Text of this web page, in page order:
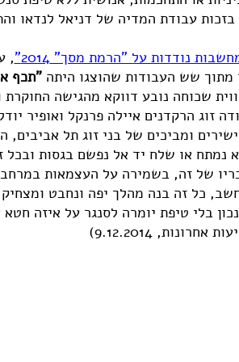
בזכות עבודת המדיה של דניאל לנדאו
נודדות על "הרמת מסך" 2014"
,
שש העבודות שהוצגו היתה"תכף
שכוחה נובע דווקא מהגישה החוקרת
זוג הרקדנים איילה פרנקל ואופיר
ומביכים של בני זוג תל אביבים,
נמתח או שלח יד אל נפשם בגסות
של זה, בשמירה על העצמאות במרחב
כל זה בנה מהלך יפה ונחבט
בלי טיפת יומרה לסנגר על איזה חטא
אחרונות, 9.12.2014)